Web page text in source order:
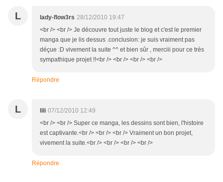
L lady-flow3rs 28/12/2010 19:47
<br /> <br /> Je découvre tout juste le blog et c'est le premier
manga que je lis dessus .conclusion: je suis vraiment pas
déçue :D vivement la suite ^^ et bien sûr , merciii pour ce très
sympathique projet !!<br /> <br /> <br /> <br />
Répondre
L lili 07/12/2010 12:49
<br /> <br /> Super ce manga, les dessins sont bien, l'histoire
est captivante.<br /> <br /> <br /> Vraiment un bon projet,
vivement la suite.<br /> <br /> <br /> <br />
Répondre